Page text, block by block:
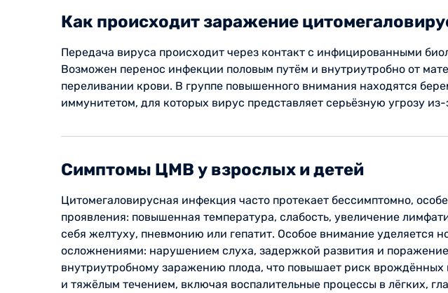
Как происходит заражение
Передача вируса происходит через контакт с инфицированными
Возможен перенос инфекции половым путём и внутриутробно от
переливании крови. В группе повышенного внимания находятся
иммунитетом, для которых вирус представляет серьёзную угрозу
Симптомы ЦМВ у взрослых и детей
Цитомегаловирусная инфекция часто протекает бессимптомно,
проявления: повышенная температура, слабость, увеличение
себя желтуху, пневмонию или гепатит. Особое внимание уделяется
осложнениями: нарушением слуха, задержкой развития и
внутриутробному заражению плода, что повышает риск
и тяжёлым течением, включая воспалительные процессы в лёгких,